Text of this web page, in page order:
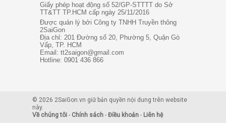
Giấy phép hoạt động số 52/GP-STTTT do Sở
TT&TT TP.HCM cấp ngày 25/11/2016
Được quản lý bởi Công ty TNHH Truyền thông
2SaiGon
Địa chỉ: 201 Đường số 20, Phường 5, Quận Gò
Vấp, TP. HCM
Email: tt2saigon@gmail.com
Hotline: 0901 436 866
© 2026 2SaiGon.vn giữ bản quyền nội dung trên website
này.
Về chúng tôi - Chính sách - Điều khoản - Liên hệ